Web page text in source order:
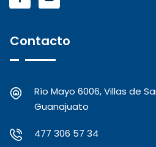
Contacto
Río Mayo 6006, Villas de
Guanajuato
477 306 57 34